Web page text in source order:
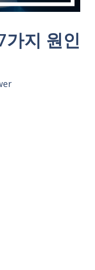
지 원인